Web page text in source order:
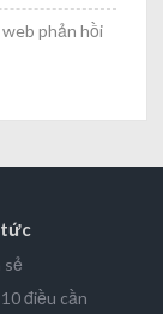
phản hồi
sẻ
điều cần